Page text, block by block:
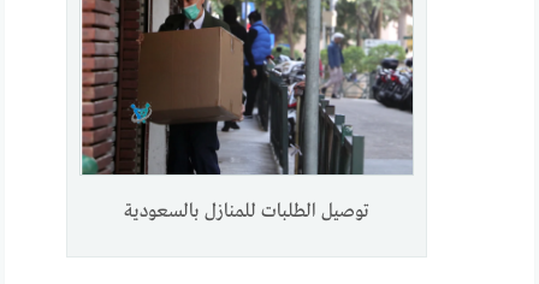
توصيل الطلبات للمنازل بالسعودية